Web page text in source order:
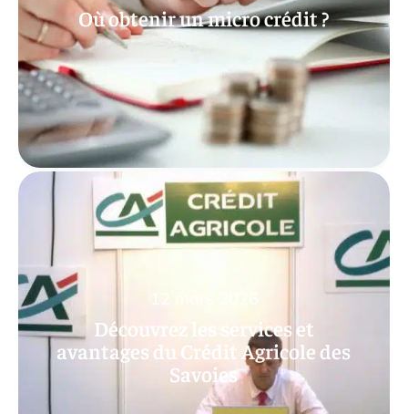
Où obtenir un micro crédit ?
Découvrez les services et
avantages du Crédit Agricole des
Savoies
12 mars 2026